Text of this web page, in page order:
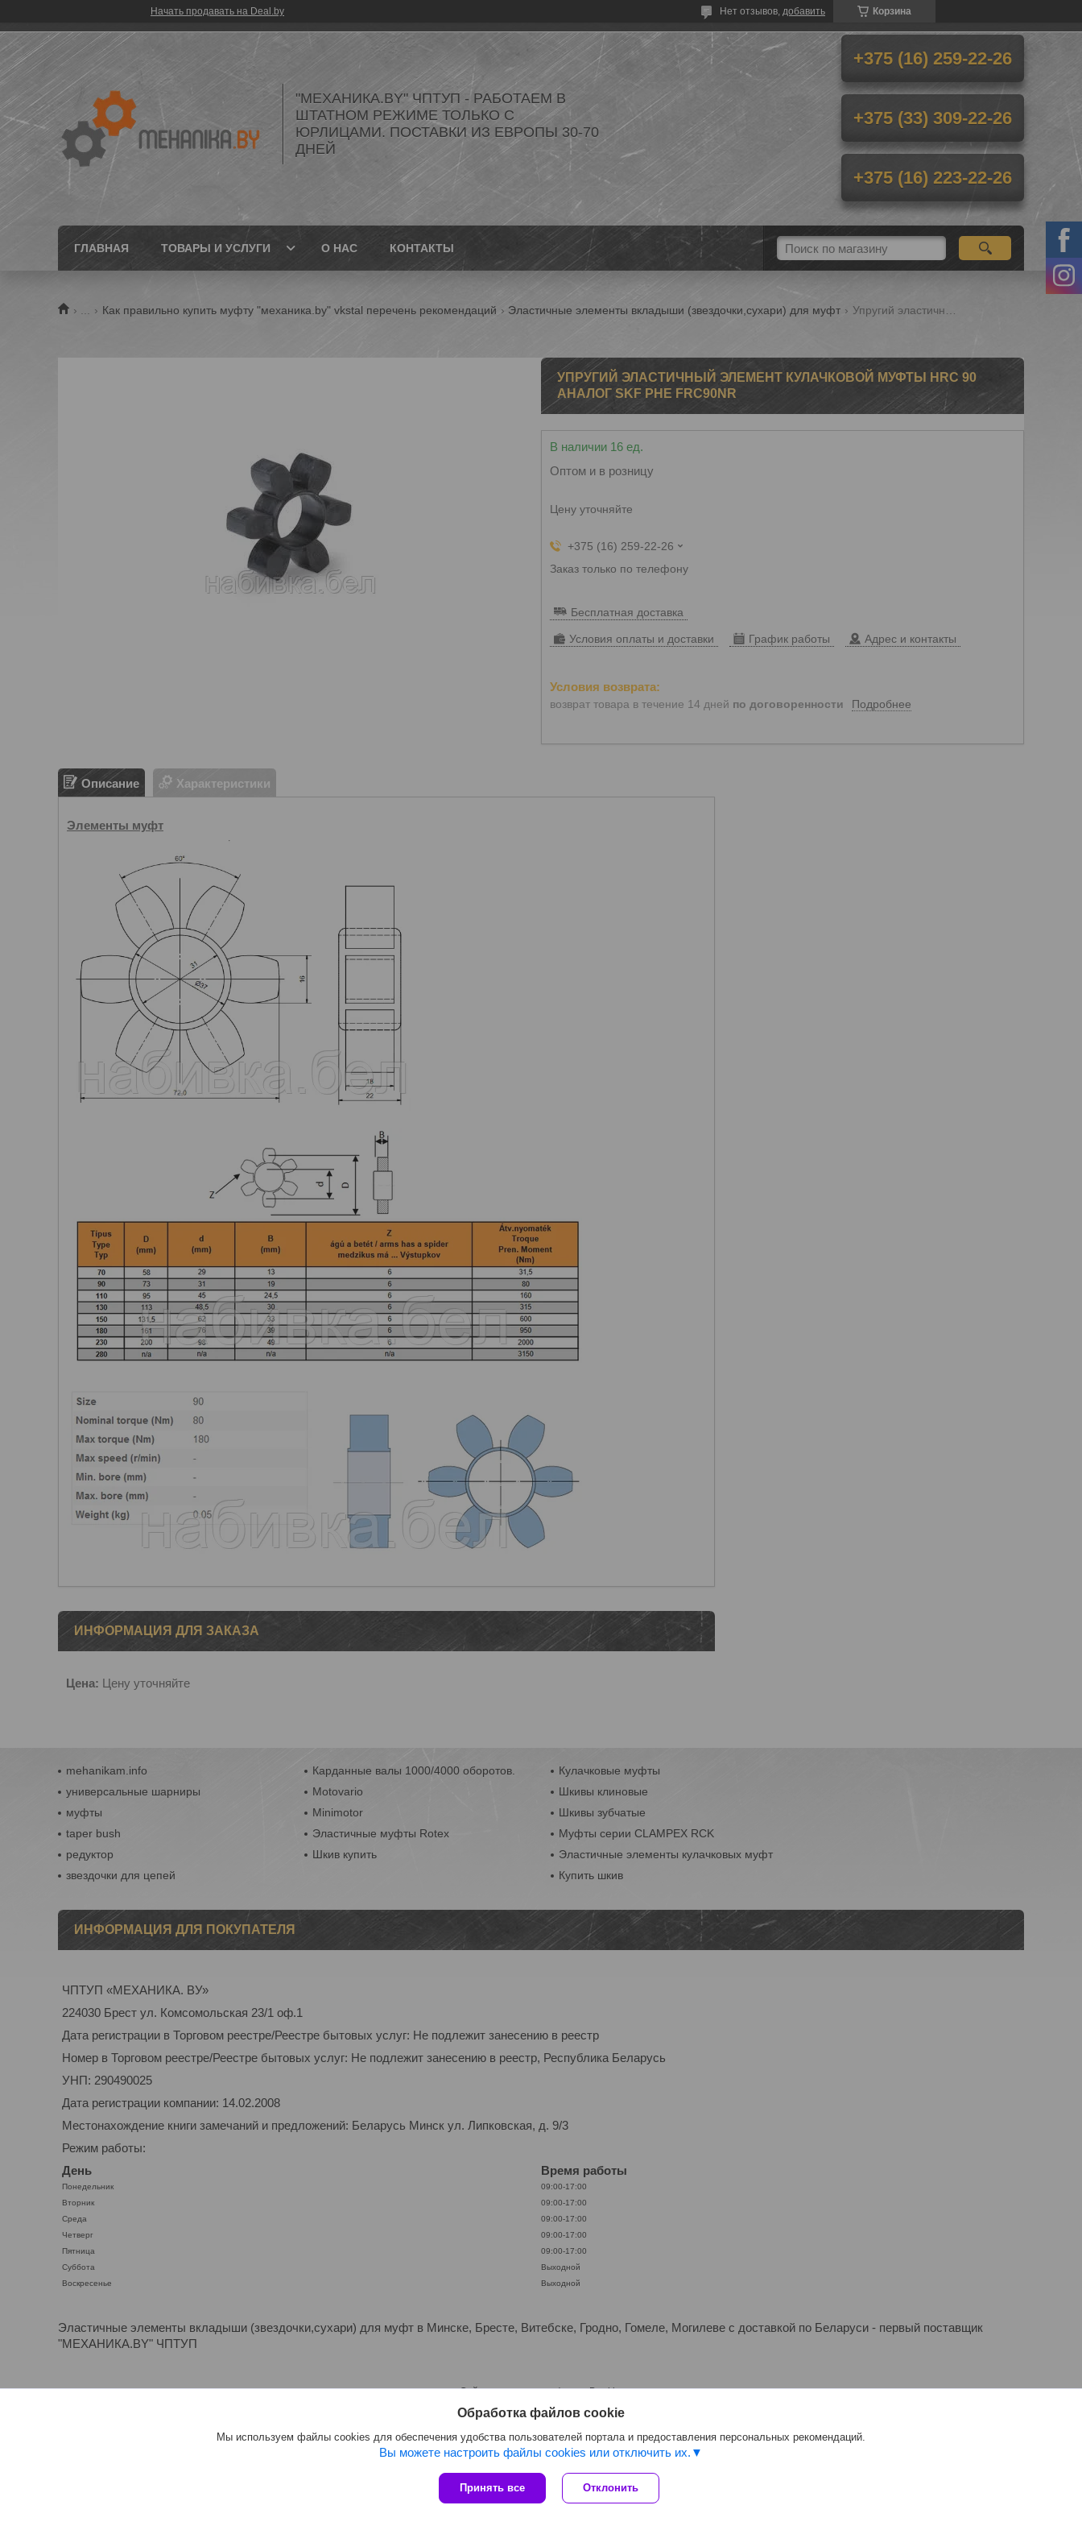
Начать продавать на Deal.by Корзина
Нет отзывов, добавить
"МЕХАНИКА.BY" ЧПТУП - РАБОТАЕМ В
ШТАТНОМ РЕЖИМЕ ТОЛЬКО С
ЮРЛИЦАМИ. ПОСТАВКИ ИЗ ЕВРОПЫ 30-70
ДНЕЙ
+375 (16) 259-22-26
+375 (33) 309-22-26
+375 (16) 223-22-26
ГЛАВНАЯ ТОВАРЫ И УСЛУГИ О НАС КОНТАКТЫ
Как правильно купить муфту "механика.by" vkstal перечень рекомендаций Эластичные элементы вкладыши (звездочки,сухари) для муфт
УПРУГИЙ ЭЛАСТИЧНЫЙ ЭЛЕМЕНТ КУЛАЧКОВОЙ МУФТЫ HRC 90
АНАЛОГ SKF PHE FRC90NR
В наличии 16 ед.
Оптом и в розницу
Цену уточняйте
+375 (16) 259-22-26
Заказ только по телефону
Бесплатная доставка
Условия оплаты и доставки График работы Адрес и контакты
возврат товара в течение 14 дней по договоренности Подробнее
Описание Характеристики
Элементы муфт
ИНФОРМАЦИЯ ДЛЯ ЗАКАЗА
Цена: Цену уточняйте
mehanikam.info
универсальные шарниры
муфты
taper bush
редуктор
звездочки для цепей
Карданные валы 1000/4000 оборотов.
Motovario
Minimotor
Эластичные муфты Rotex
Шкив купить
Кулачковые муфты
Шкивы клиновые
Шкивы зубчатые
Муфты серии CLAMPEX RCK
Эластичные элементы кулачковых муфт
Купить шкив
ИНФОРМАЦИЯ ДЛЯ ПОКУПАТЕЛЯ
ЧПТУП «МЕХАНИКА. ВУ»
224030 Брест ул. Комсомольская 23/1 оф.1
Дата регистрации в Торговом реестре/Реестре бытовых услуг: Не подлежит занесению в реестр
Номер в Торговом реестре/Реестре бытовых услуг: Не подлежит занесению в реестр, Республика Беларусь
УНП: 290490025
Дата регистрации компании: 14.02.2008
Местонахождение книги замечаний и предложений: Беларусь Минск ул. Липковская, д. 9/3
Режим работы:
День
Время работы
Понедельник
09:00-17:00
Вторник
09:00-17:00
Среда
09:00-17:00
Четверг
09:00-17:00
Пятница
09:00-17:00
Суббота
Выходной
Воскресенье
Выходной
Эластичные элементы вкладыши (звездочки,сухари) для муфт в Минске, Бресте, Витебске, Гродно, Гомеле, Могилеве с доставкой по Беларуси - первый поставщик
"МЕХАНИКА.BY" ЧПТУП
Сайт создан на платформе Deal.by
Политика обработки файлов cookies
Обработка файлов cookie
Мы используем файлы cookies для обеспечения удобства пользователей портала и предоставления персональных рекомендаций.
Вы можете настроить файлы cookies или отключить их.
Принять все Отклонить
"МЕХАНИКА.BY" ЧПТУП - РАБОТАЕМ В ШТАТНОМ РЕЖИМЕ ТОЛЬКО С ЮРЛИЦАМИ. ПОСТАВКИ ИЗ ЕВРОПЫ 30-70 ДНЕЙ |
Select Language ▼